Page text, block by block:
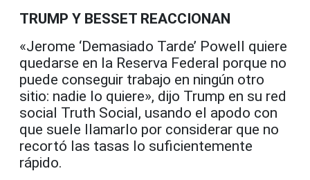
TRUMP Y BESSET REACCIONAN
«Jerome ‘Demasiado Tarde’ Powell quiere
quedarse en la Reserva Federal porque no
puede conseguir trabajo en ningún otro
sitio: nadie lo quiere», dijo Trump en su red
social Truth Social, usando el apodo con
que suele llamarlo por considerar que no
recortó las tasas lo suficientemente
rápido.